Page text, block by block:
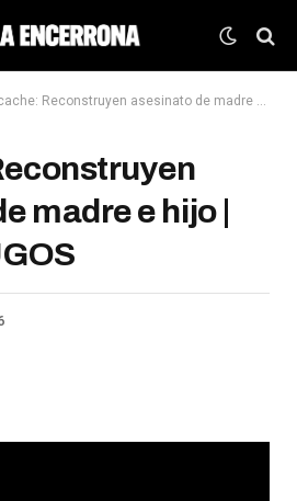
Reconstruyen asesinato de madre e hijo | CENTRÍFUGOS
madre e hijo |